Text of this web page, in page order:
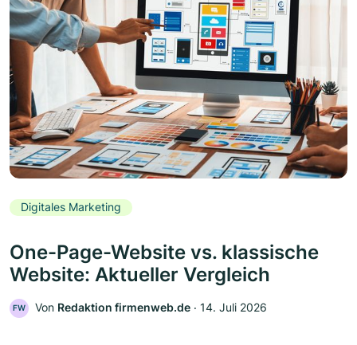
Digitales Marketing
One-Page-Website vs. klassische
Website: Aktueller Vergleich
FW Von Redaktion firmenweb.de ‧ 14. Juli 2026